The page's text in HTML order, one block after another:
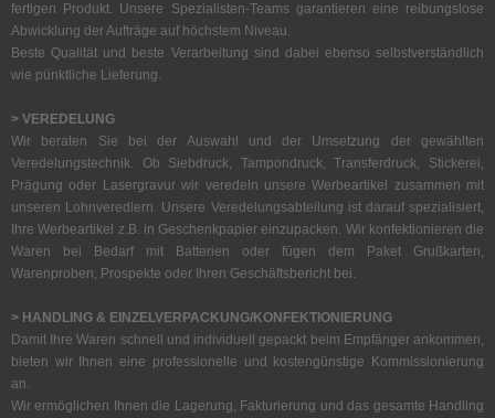
fertigen Produkt. Unsere Spezialisten-Teams garantieren eine reibungslose
Abwicklung der Aufträge auf höchstem Niveau.
Beste Qualität und beste Verarbeitung sind dabei ebenso selbstverständlich
wie pünktliche Lieferung.
> VEREDELUNG
Wir beraten Sie bei der Auswahl und der Umsetzung der gewählten
Veredelungstechnik. Ob Siebdruck, Tampondruck, Transferdruck, Stickerei,
Prägung oder Lasergravur wir veredeln unsere Werbeartikel zusammen mit
unseren Lohnveredlern. Unsere Veredelungsabteilung ist darauf spezialisiert,
Ihre Werbeartikel z.B. in Geschenkpapier einzupacken. Wir konfektionieren die
Waren bei Bedarf mit Batterien oder fügen dem Paket Grußkarten,
Warenproben, Prospekte oder Ihren Geschäftsbericht bei.
> HANDLING & EINZELVERPACKUNG/KONFEKTIONIERUNG
Damit Ihre Waren schnell und individuell gepackt beim Empfänger ankommen,
bieten wir Ihnen eine professionelle und kostengünstige Kommissionierung
an.
Wir ermöglichen Ihnen die Lagerung, Fakturierung und das gesamte Handling